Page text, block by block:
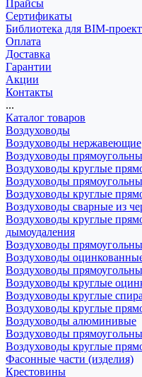
Прайсы
Сертификаты
Библиотека для BIM-
Оплата
Доставка
Гарантии
Акции
Контакты
...
Каталог товаров
Воздуховоды
Воздуховоды нержавеющие
Воздуховоды
Воздуховоды круглые
Воздуховоды
Воздуховоды круглые
Воздуховоды сварные из
Воздуховоды круглые
дымоудаления
Воздуховоды
Воздуховоды
Воздуховоды
Воздуховоды круглые
Воздуховоды круглые
Воздуховоды круглые
Воздуховоды алюминивые
Воздуховоды
Воздуховоды круглые
Фасонные части (изделия)
Крестовины